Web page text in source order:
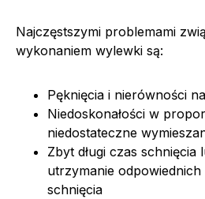
Najczęstszymi problemami
wykonaniem wylewki są:
Pęknięcia i nierówności
Niedoskonałości w
niedostateczne
Zbyt długi czas schnięcia
utrzymanie
schnięcia